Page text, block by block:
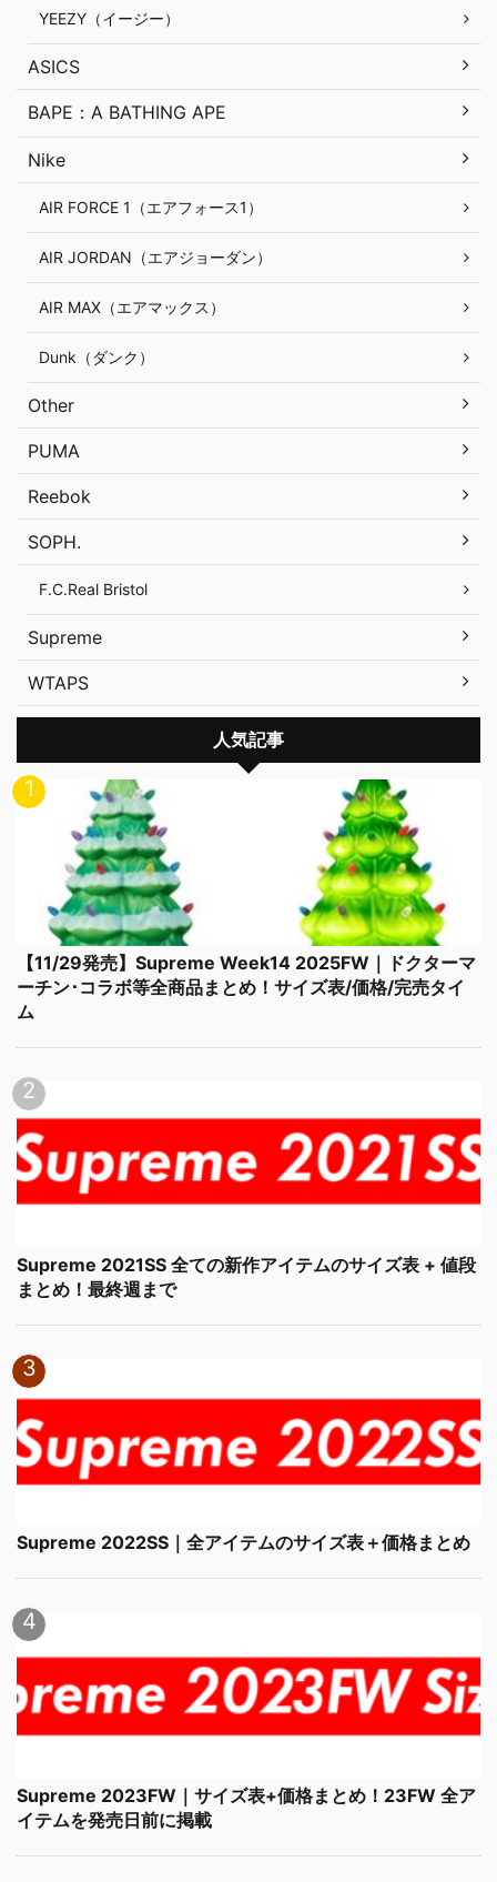
YEEZY（イージー）
ASICS
BAPE：A BATHING APE
Nike
AIR FORCE 1（エアフォース1）
AIR JORDAN（エアジョーダン）
AIR MAX（エアマックス）
Dunk（ダンク）
Other
PUMA
Reebok
SOPH.
F.C.Real Bristol
Supreme
WTAPS
人気記事
【11/29発売】Supreme Week14 2025FW｜ドクターマ
ーチン･コラボ等全商品まとめ！サイズ表/価格/完売タイ
ム
Supreme 2021SS 全ての新作アイテムのサイズ表 + 値段
まとめ！最終週まで
Supreme 2022SS｜全アイテムのサイズ表＋価格まとめ
Supreme 2023FW｜サイズ表+価格まとめ！23FW 全ア
イテムを発売日前に掲載